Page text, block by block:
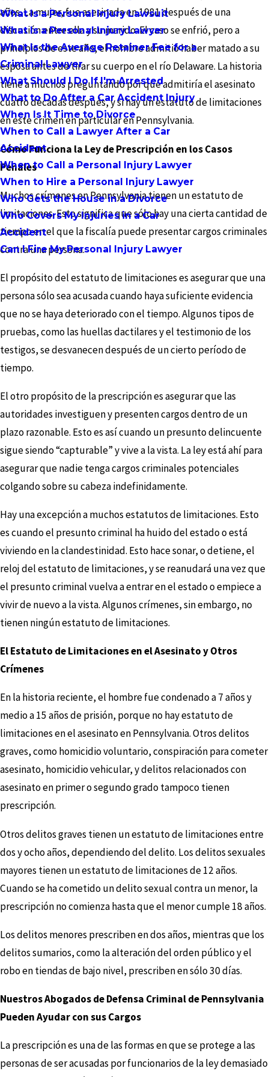
What Is a Personal Injury Lawsuit
What Is a Personal Injury Lawyer
What Is the Average Retainer Fee for a
Criminal Lawyer
What Should I Do If I'm Arrested
What to Do After a Car Accident Injury
When Is It Time to Divorce
When to Call a Lawyer After a Car
Accident
When to Call a Personal Injury Lawyer
When to Hire a Personal Injury Lawyer
Who Gets the House in a Divorce
Who Covers My Injuries in a Car
Accident
Can I Fire My Personal Injury Lawyer
años. La mujer, fue asesinada en 1981 después de una
discusión entre ella y su marido. El caso se enfrió, pero a
principios de este año, el hombre admitió haber matado a su
esposa antes de tirar su cuerpo en el río Delaware. La historia
tiene a muchos preguntando por qué admitiría el asesinato
cuatro décadas después, y si hay un estatuto de limitaciones
en este crimen en particular en Pennsylvania.
Cómo Funciona la Ley de Prescripción en los Casos
Penales
Muchos crímenes en Pennsylvania tienen un estatuto de
limitaciones. Esto significa que sólo hay una cierta cantidad de
tiempo en el que la fiscalía puede presentar cargos criminales
contra una persona.
El propósito del estatuto de limitaciones es asegurar que una
persona sólo sea acusada cuando haya suficiente evidencia
que no se haya deteriorado con el tiempo. Algunos tipos de
pruebas, como las huellas dactilares y el testimonio de los
testigos, se desvanecen después de un cierto período de
tiempo.
El otro propósito de la prescripción es asegurar que las
autoridades investiguen y presenten cargos dentro de un
plazo razonable. Esto es así cuando un presunto delincuente
sigue siendo “capturable” y vive a la vista. La ley está ahí para
asegurar que nadie tenga cargos criminales potenciales
colgando sobre su cabeza indefinidamente.
Hay una excepción a muchos estatutos de limitaciones. Esto
es cuando el presunto criminal ha huido del estado o está
viviendo en la clandestinidad. Esto hace sonar, o detiene, el
reloj del estatuto de limitaciones, y se reanudará una vez que
el presunto criminal vuelva a entrar en el estado o empiece a
vivir de nuevo a la vista. Algunos crímenes, sin embargo, no
tienen ningún estatuto de limitaciones.
El Estatuto de Limitaciones en el Asesinato y Otros
Crímenes
En la historia reciente, el hombre fue condenado a 7 años y
medio a 15 años de prisión, porque no hay estatuto de
limitaciones en el asesinato en Pennsylvania. Otros delitos
graves, como homicidio voluntario, conspiración para cometer
asesinato, homicidio vehicular, y delitos relacionados con
asesinato en primer o segundo grado tampoco tienen
prescripción.
Otros delitos graves tienen un estatuto de limitaciones entre
dos y ocho años, dependiendo del delito. Los delitos sexuales
mayores tienen un estatuto de limitaciones de 12 años.
Cuando se ha cometido un delito sexual contra un menor, la
prescripción no comienza hasta que el menor cumple 18 años.
Los delitos menores prescriben en dos años, mientras que los
delitos sumarios, como la alteración del orden público y el
robo en tiendas de bajo nivel, prescriben en sólo 30 días.
Nuestros Abogados de Defensa Criminal de Pennsylvania
Pueden Ayudar con sus Cargos
La prescripción es una de las formas en que se protege a las
personas de ser acusadas por funcionarios de la ley demasiado